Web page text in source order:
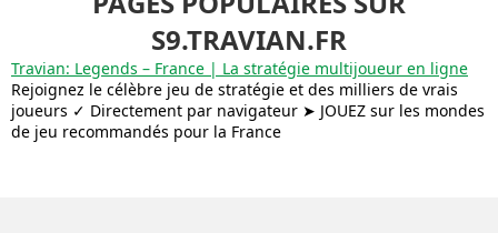
S9.TRAVIAN.FR
Travian: Legends – France | La stratégie multijoueur en ligne
Rejoignez le célèbre jeu de stratégie et des milliers de vrais
joueurs ✓ Directement par navigateur ➤ JOUEZ sur les mondes
de jeu recommandés pour la France